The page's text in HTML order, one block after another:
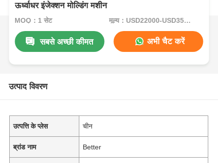
ऊर्ध्वाधर इंजेक्शन मोल्डिंग मशीन
MOQ：1 सेट मूल्य：USD22000-USD35000per set
सबसे अच्छी कीमत अभी चैट करें
उत्पाद विवरण
उत्पत्ति के प्लेस चीन
ब्रांड नाम Better